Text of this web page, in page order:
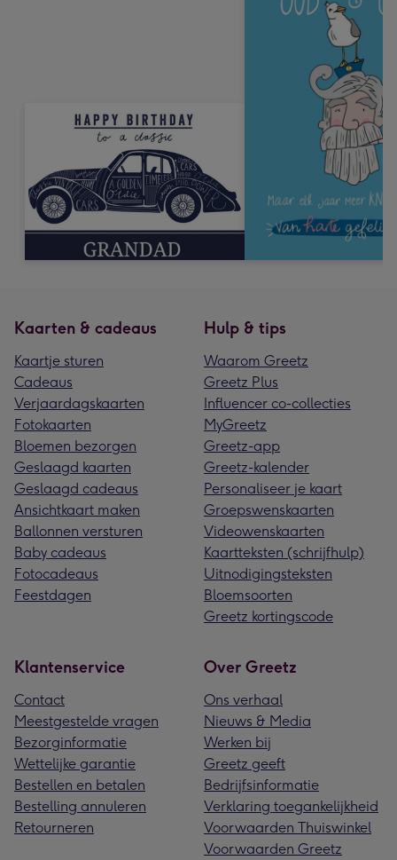
Kaarten & cadeaus
Kaartje sturen
Cadeaus
Verjaardagskaarten
Fotokaarten
Bloemen bezorgen
Geslaagd kaarten
Geslaagd cadeaus
Ansichtkaart maken
Ballonnen versturen
Baby cadeaus
Fotocadeaus
Feestdagen
Hulp & tips
Waarom Greetz
Greetz Plus
Influencer co-collecties
MyGreetz
Greetz-app
Greetz-kalender
Personaliseer je kaart
Groepswenskaarten
Videowenskaarten
Kaartteksten (schrijfhulp)
Uitnodigingsteksten
Bloemsoorten
Greetz kortingscode
Klantenservice
Contact
Meestgestelde vragen
Bezorginformatie
Wettelijke garantie
Bestellen en betalen
Bestelling annuleren
Retourneren
Over Greetz
Ons verhaal
Nieuws & Media
Werken bij
Greetz geeft
Bedrijfsinformatie
Verklaring toegankelijkheid
Voorwaarden Thuiswinkel
Voorwaarden Greetz